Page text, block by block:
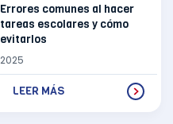
Errores comunes al hacer
tareas escolares y cómo
evitarlos
2025
LEER MÁS